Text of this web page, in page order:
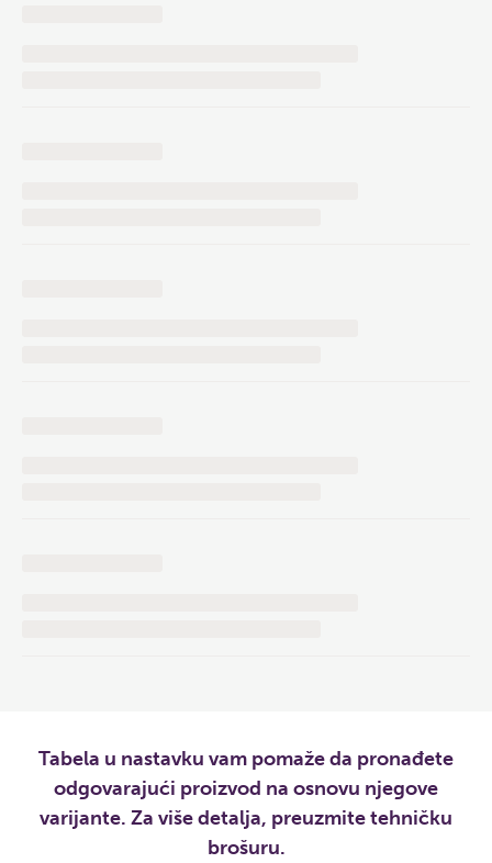
Tabela u nastavku vam pomaže da pronađete
odgovarajući proizvod na osnovu njegove
varijante. Za više detalja, preuzmite tehničku
brošuru.